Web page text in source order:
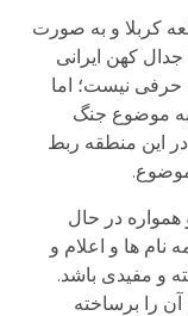
کربلا و به صورت
کهن ایرانی
حرفی نیست؛ اما
موضوع جنگ
این منطقه ربط
همواره در حال
نام ها و اعلام و
و مفیدی باشد.
را برساخته